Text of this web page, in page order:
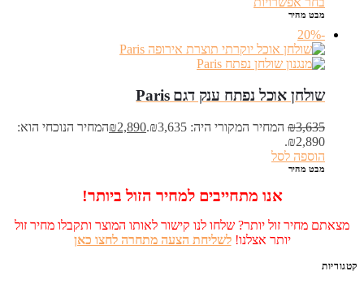
מבט מהיר
-20%
שולחן אוכל נפתח ענק דגם Paris
₪3,635 המחיר המקורי היה: ₪3,635. ₪2,890
המחיר הנוכחי הוא:
₪2,890.
הוספה לסל
מבט מהיר
אנו מתחייבים למחיר הזול ביותר!
מצאתם מחיר זול יותר? שלחו לנו קישור לאותו המוצר ותקבלו מחיר זול
יותר אצלנו!לשליחת הצעה מתחרה לחצו כאן
קטגוריות